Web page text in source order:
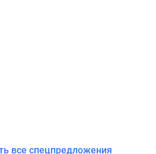
все спецпредложения